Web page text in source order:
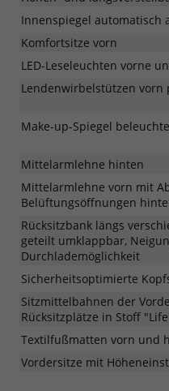
Innenspiegel automatisch
Komfortsitze vorn
LED-Leseleuchten vorne
Lendenwirbelstützen
Make-up-Spiegel
Mittelarmlehne hinten
Mittelarmlehne vorn mit
Belüftungsöffnungen
Rücksitzbank längs
geteilt umklappbar,
Durchlademöglichkeit
Sicherheitsoptimierte
Sitzmittelbahnen der
Rücksitzplätze in Stoff
Textilfußmatten vorn und
Vordersitze mit